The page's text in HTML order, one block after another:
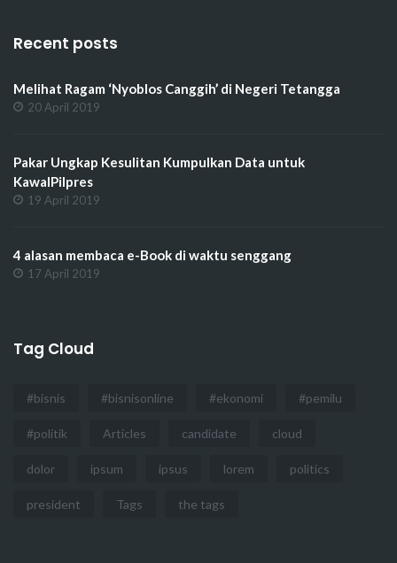
Recent posts
Melihat Ragam ‘Nyoblos Canggih’ di Negeri Tetangga
20 April 2019
Pakar Ungkap Kesulitan Kumpulkan Data untuk
KawalPilpres
19 April 2019
4 alasan membaca e-Book di waktu senggang
17 April 2019
Tag Cloud
#bisnis #bisnisonline #ekonomi #pemilu
#politik Articles candidate cloud
dolor ipsum ipsus lorem politics
president Tags the tags